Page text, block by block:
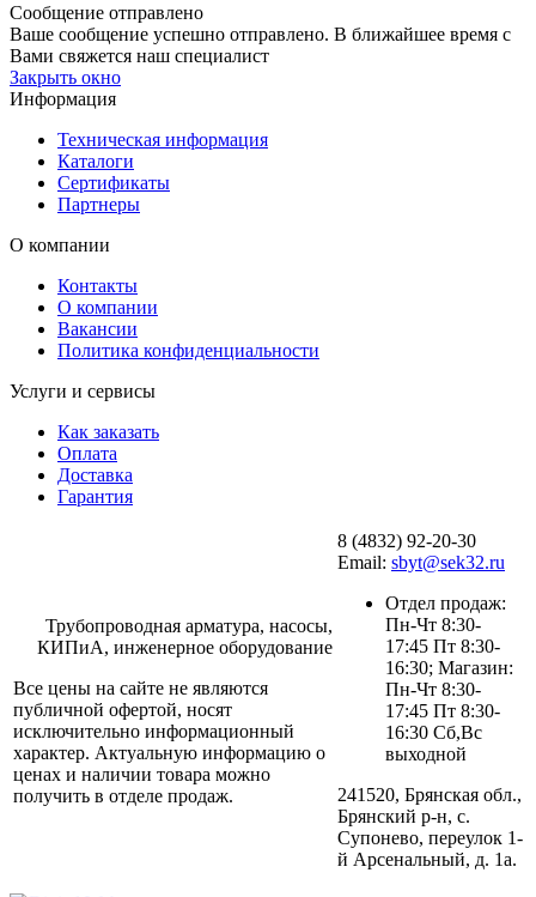
Сообщение отправлено
Ваше сообщение успешно отправлено. В ближайшее время с
Вами свяжется наш специалист
Закрыть окно
Информация
Техническая информация
Каталоги
Сертификаты
Партнеры
О компании
Контакты
О компании
Вакансии
Политика конфиденциальности
Услуги и сервисы
Как заказать
Оплата
Доставка
Гарантия
Трубопроводная арматура, насосы,
КИПиА, инженерное оборудование
Все цены на сайте не являются
публичной офертой, носят
исключительно информационный
характер. Актуальную информацию о
ценах и наличии товара можно
получить в отделе продаж.
8 (4832) 92-20-30
Email: sbyt@sek32.ru
Отдел продаж:
Пн-Чт 8:30-
17:45 Пт 8:30-
16:30; Магазин:
Пн-Чт 8:30-
17:45 Пт 8:30-
16:30 Сб,Вс
выходной
241520, Брянская обл.,
Брянский р-н, с.
Супонево, переулок 1-
й Арсенальный, д. 1а.